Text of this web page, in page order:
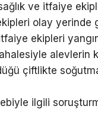
ve itfaiye
olay yerinde
ekipleri
alevlerin
çiftlikte
ilgili